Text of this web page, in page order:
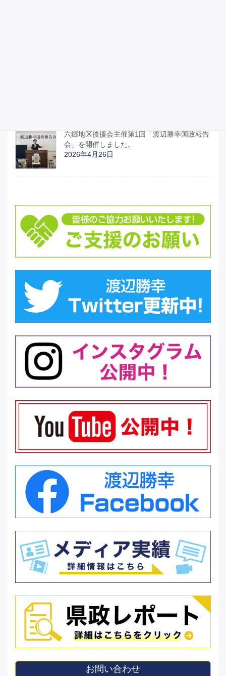
六郷地区後援会主催第1回「渡辺勝幸国政報告
会」を開催しました。
2026年4月26日
お問い合わせ